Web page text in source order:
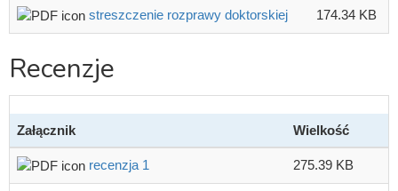
streszczenie rozprawy doktorskiej 174.34 KB
Recenzje
Załącznik Wielkość
recenzja 1 275.39 KB